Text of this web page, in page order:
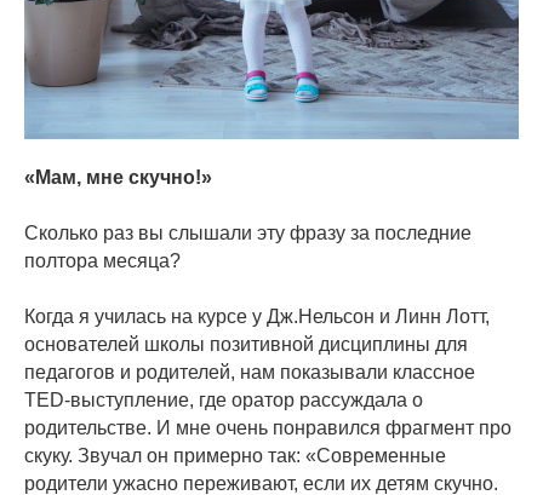
«Мам, мне скучно!»
Сколько раз вы слышали эту фразу за последние
полтора месяца?
Когда я училась на курсе у Дж.Нельсон и Линн Лотт,
основателей школы позитивной дисциплины для
педагогов и родителей, нам показывали классное
TED-выступление, где оратор рассуждала о
родительстве. И мне очень понравился фрагмент про
скуку. Звучал он примерно так: «Современные
родители ужасно переживают, если их детям скучно.